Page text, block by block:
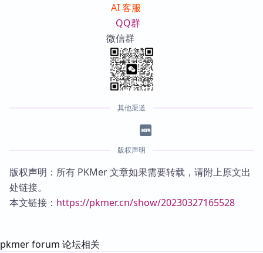
AI 客服
QQ群
微信群
其他渠道
版权声明
版权声明：所有 PKMer 文章如果需要转载，请附上原文出
处链接。
本文链接： https://pkmer.cn/show/20230327165528
pkmer forum 论坛相关